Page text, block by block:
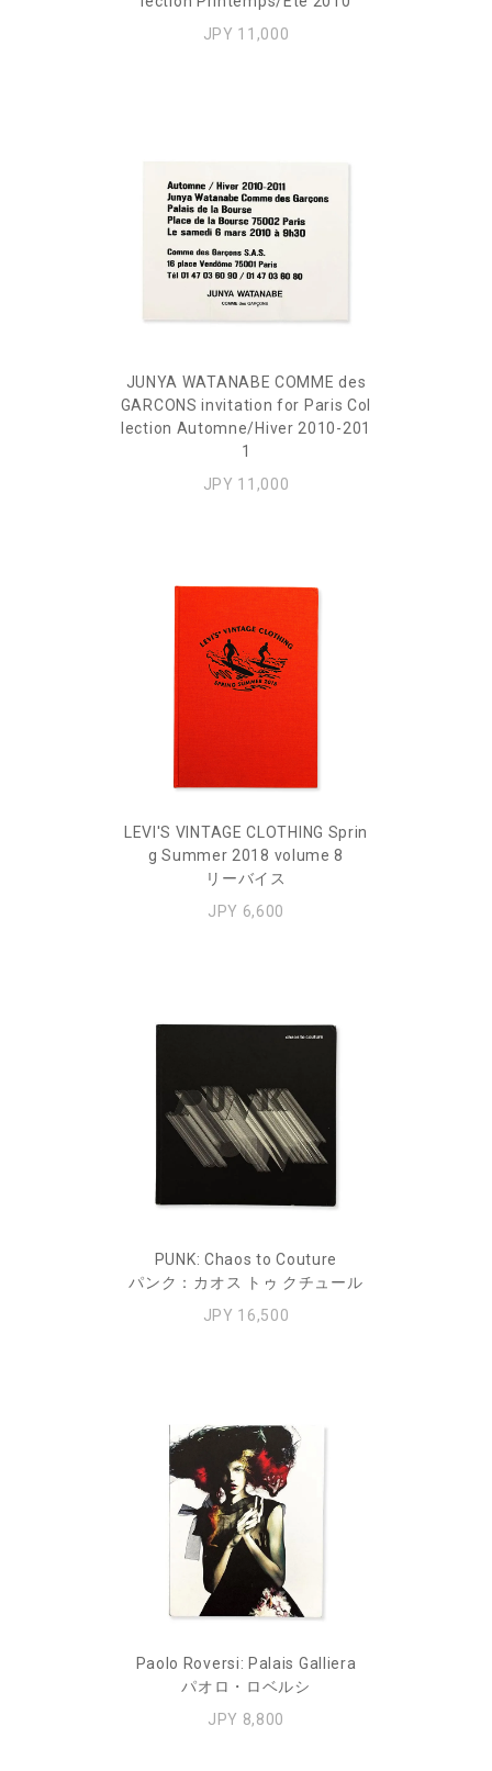
JPY 11,000
JUNYA WATANABE COMME des
GARCONS invitation for Paris Col
lection Automne/Hiver 2010-201
1
JPY 11,000
LEVI'S VINTAGE CLOTHING Sprin
g Summer 2018 volume 8
リーバイス
JPY 6,600
PUNK: Chaos to Couture
パンク：カオス トゥ クチュール
JPY 16,500
Paolo Roversi: Palais Galliera
パオロ・ロベルシ
JPY 8,800